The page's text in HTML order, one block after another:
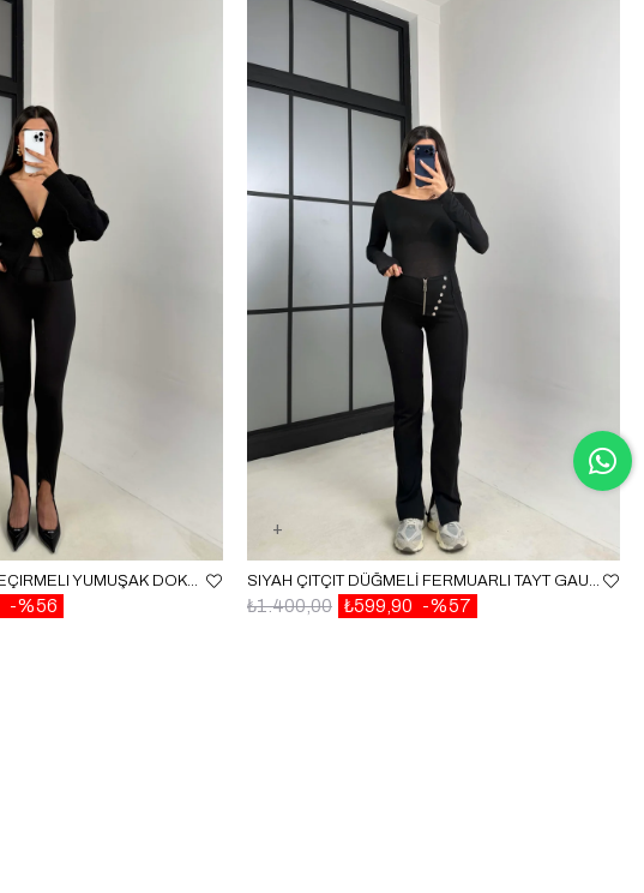
SIYAH TOPUKTAN GEÇIRMELI YUMUŞAK DOKULU TAYT GAUS-00215
%56
SIYAH ÇITÇIT DÜĞMELİ FERMUARLI TAYT GAUS-00897
%57
₺599,90
₺1.400,00